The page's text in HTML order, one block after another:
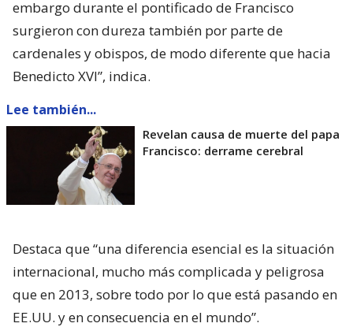
embargo durante el pontificado de Francisco
surgieron con dureza también por parte de
cardenales y obispos, de modo diferente que hacia
Benedicto XVI”, indica.
Lee también...
Revelan causa de muerte del papa
Francisco: derrame cerebral
Destaca que “una diferencia esencial es la situación
internacional, mucho más complicada y peligrosa
que en 2013, sobre todo por lo que está pasando en
EE.UU. y en consecuencia en el mundo”.